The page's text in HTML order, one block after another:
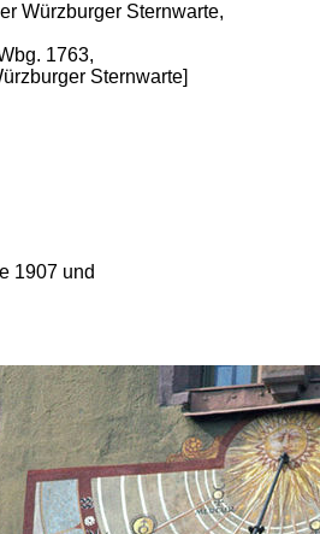
Würzburger Sternwarte,
1763,
Sternwarte]
1907 und